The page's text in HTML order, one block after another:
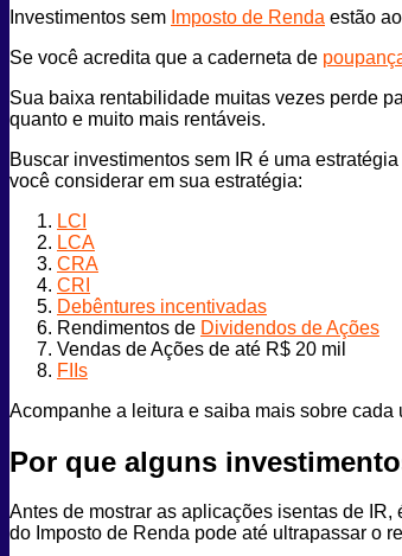
Investimentos sem Imposto de Renda estão
Se você acredita que a caderneta de
Sua baixa rentabilidade muitas vezes perde
quanto e muito mais rentáveis.
Buscar investimentos sem IR é uma
você considerar em sua estratégia:
LCI
LCA
CRA
CRI
Debêntures incentivadas
Rendimentos de Dividendos de Ações
Vendas de Ações de até R$ 20 mil
FIIs
Acompanhe a leitura e saiba mais sobre cada
Por que alguns
Antes de mostrar as aplicações isentas de
do Imposto de Renda pode até ultrapassar o